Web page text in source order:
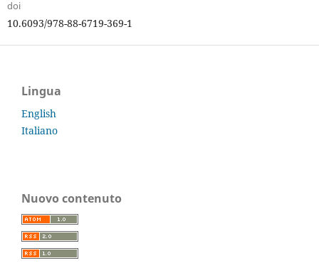
doi
10.6093/978-88-6719-369-1
Lingua
English
Italiano
Nuovo contenuto